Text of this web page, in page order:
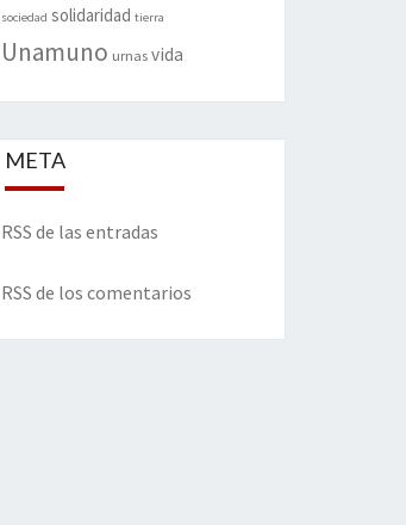
sociedad solidaridad tierra
Unamuno urnas vida
META
RSS de las entradas
RSS de los comentarios